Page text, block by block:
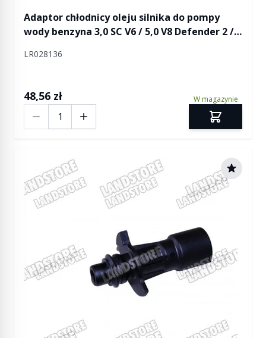
Adaptor chłodnicy oleju silnika do pompy
wody benzyna 3,0 SC V6 / 5,0 V8 Defender 2 /
RR Sport / RR Sport od 2014 / RR Velar
LR028136
48,56 zł W magazynie